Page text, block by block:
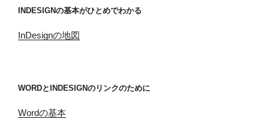
INDESIGNの基本がひとめでわかる
InDesignの地図
WORDとINDESIGNのリンクのために
Wordの基本